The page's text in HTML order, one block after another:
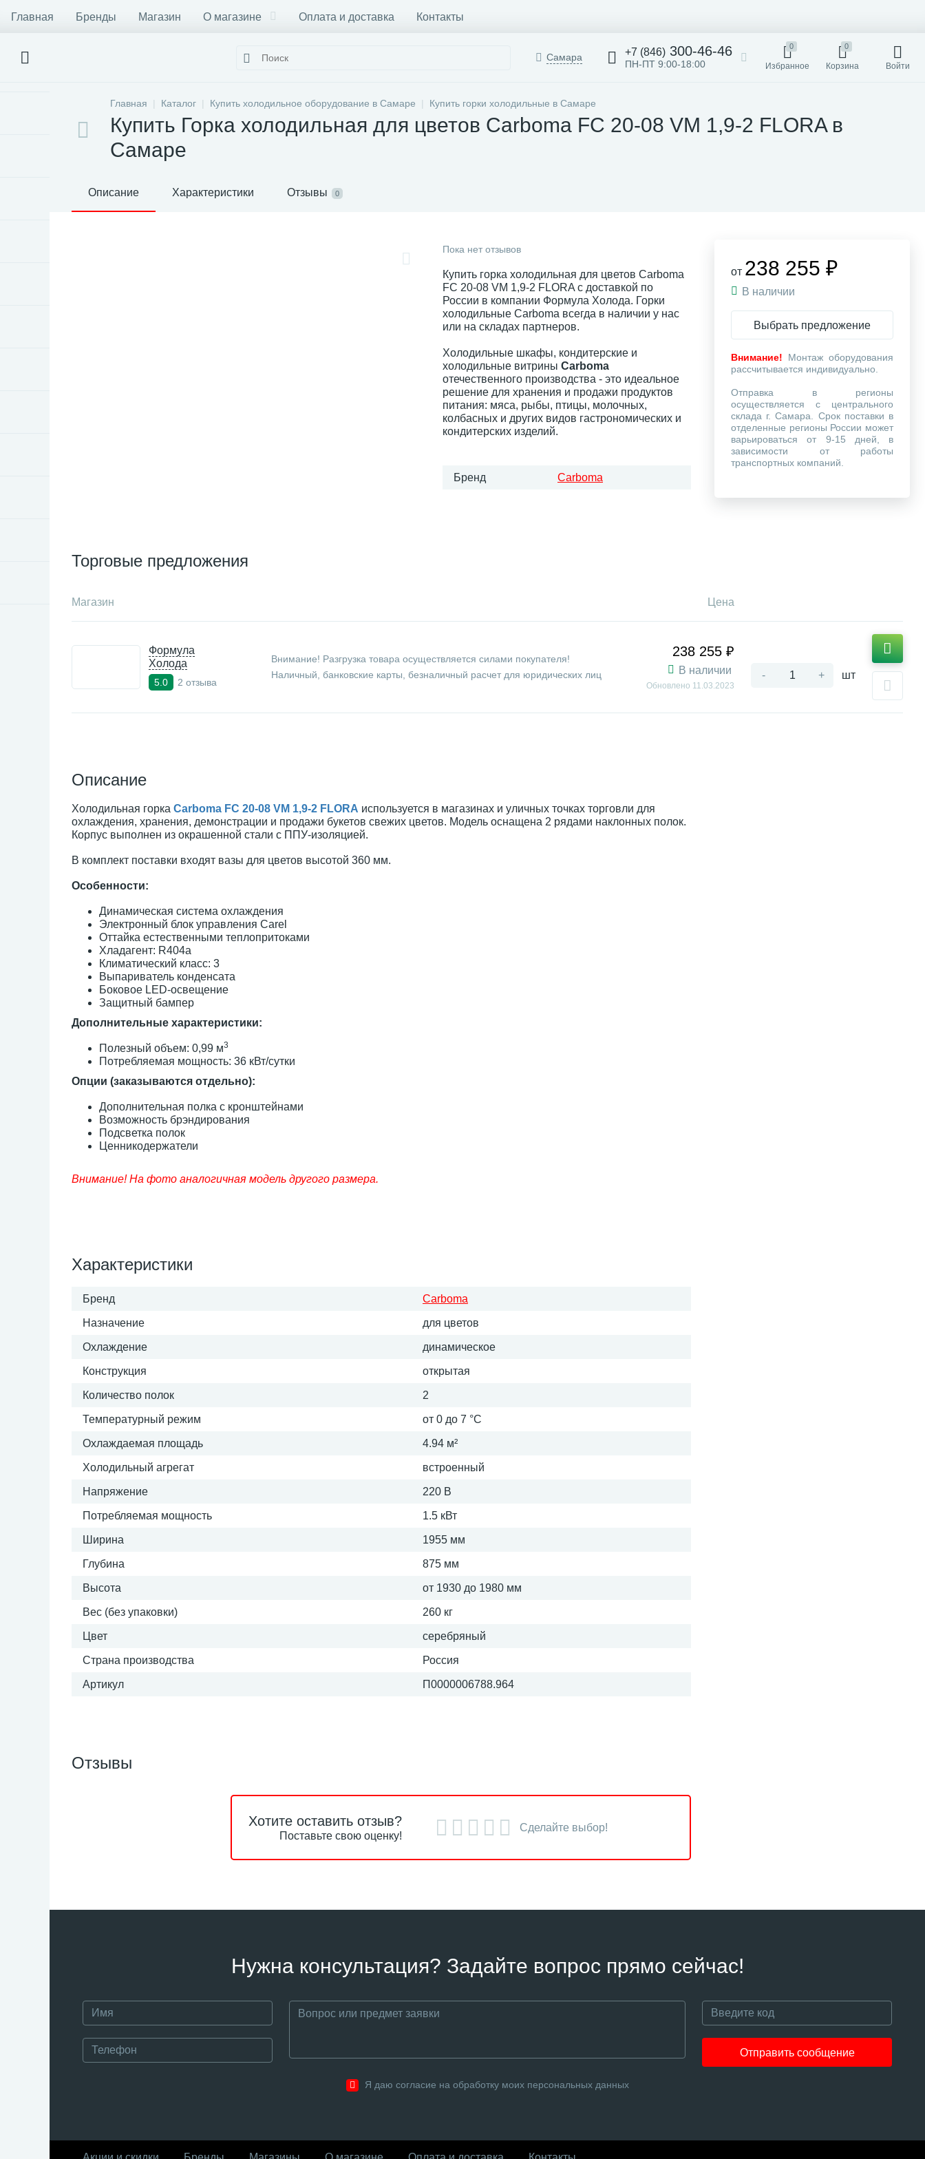
Главная Бренды Магазин О магазине Оплата и доставка Контакты
Самара +7 (846) 300-46-46
ПН-ПТ 9:00-18:00
0
Избранное
0
Корзина Войти
Главная Каталог Купить холодильное оборудование в Самаре Купить горки холодильные в Самаре
Купить Горка холодильная для цветов Carboma FC 20-08 VM 1,9-2 FLORA в
Самаре
Описание Характеристики Отзывы 0
Пока нет отзывов
Купить горка холодильная для цветов Carboma
FC 20-08 VM 1,9-2 FLORA с доставкой по
России в компании Формула Холода. Горки
холодильные Carboma всегда в наличии у нас
или на складах партнеров.
Холодильные шкафы, кондитерские и
холодильные витрины Carboma
отечественного производства - это идеальное
решение для хранения и продажи продуктов
питания: мяса, рыбы, птицы, молочных,
колбасных и других видов гастрономических и
кондитерских изделий.
Бренд Carboma
Торговые предложения
Магазин Цена
Формула
Холода
5.0 2 отзыва
Внимание! Разгрузка товара осуществляется силами покупателя!
Наличный, банковские карты, безналичный расчет для юридических лиц
238 255 ₽
В наличии
Обновлено 11.03.2023
- + шт
Описание
Холодильная горка Carboma FC 20-08 VM 1,9-2 FLORA используется в магазинах и уличных точках торговли для
охлаждения, хранения, демонстрации и продажи букетов свежих цветов. Модель оснащена 2 рядами наклонных полок.
Корпус выполнен из окрашенной стали с ППУ-изоляцией.
В комплект поставки входят вазы для цветов высотой 360 мм.
Особенности:
Динамическая система охлаждения
Электронный блок управления Carel
Оттайка естественными теплопритоками
Хладагент: R404a
Климатический класс: 3
Выпариватель конденсата
Боковое LED-освещение
Защитный бампер
Дополнительные характеристики:
Полезный объем: 0,99 м3
Потребляемая мощность: 36 кВт/сутки
Опции (заказываются отдельно):
Дополнительная полка с кронштейнами
Возможность брэндирования
Подсветка полок
Ценникодержатели
Внимание! На фото аналогичная модель другого размера.
Характеристики
Бренд Carboma
Назначение для цветов
Охлаждение динамическое
Конструкция открытая
Количество полок 2
Температурный режим от 0 до 7 °C
Охлаждаемая площадь 4.94 м²
Холодильный агрегат встроенный
Напряжение 220 В
Потребляемая мощность 1.5 кВт
Ширина 1955 мм
Глубина 875 мм
Высота от 1930 до 1980 мм
Вес (без упаковки) 260 кг
Цвет серебряный
Страна производства Россия
Артикул П0000006788.964
от 238 255 ₽
В наличии
Выбрать предложение
Внимание! Монтаж оборудования
рассчитывается индивидуально.
Отправка в регионы
осуществляется с центрального
склада г. Самара. Срок поставки в
отделенные регионы России может
варьироваться от 9-15 дней, в
зависимости от работы
транспортных компаний.
Отзывы
Хотите оставить отзыв?
Поставьте свою оценку!
Сделайте выбор!
Нужна консультация? Задайте вопрос прямо сейчас!
Отправить сообщение
Я даю согласие на обработку моих персональных данных